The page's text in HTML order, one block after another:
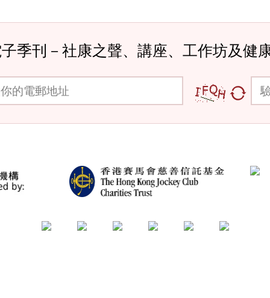
季刊－社康之聲、講座、工作坊及健
地址 驗證